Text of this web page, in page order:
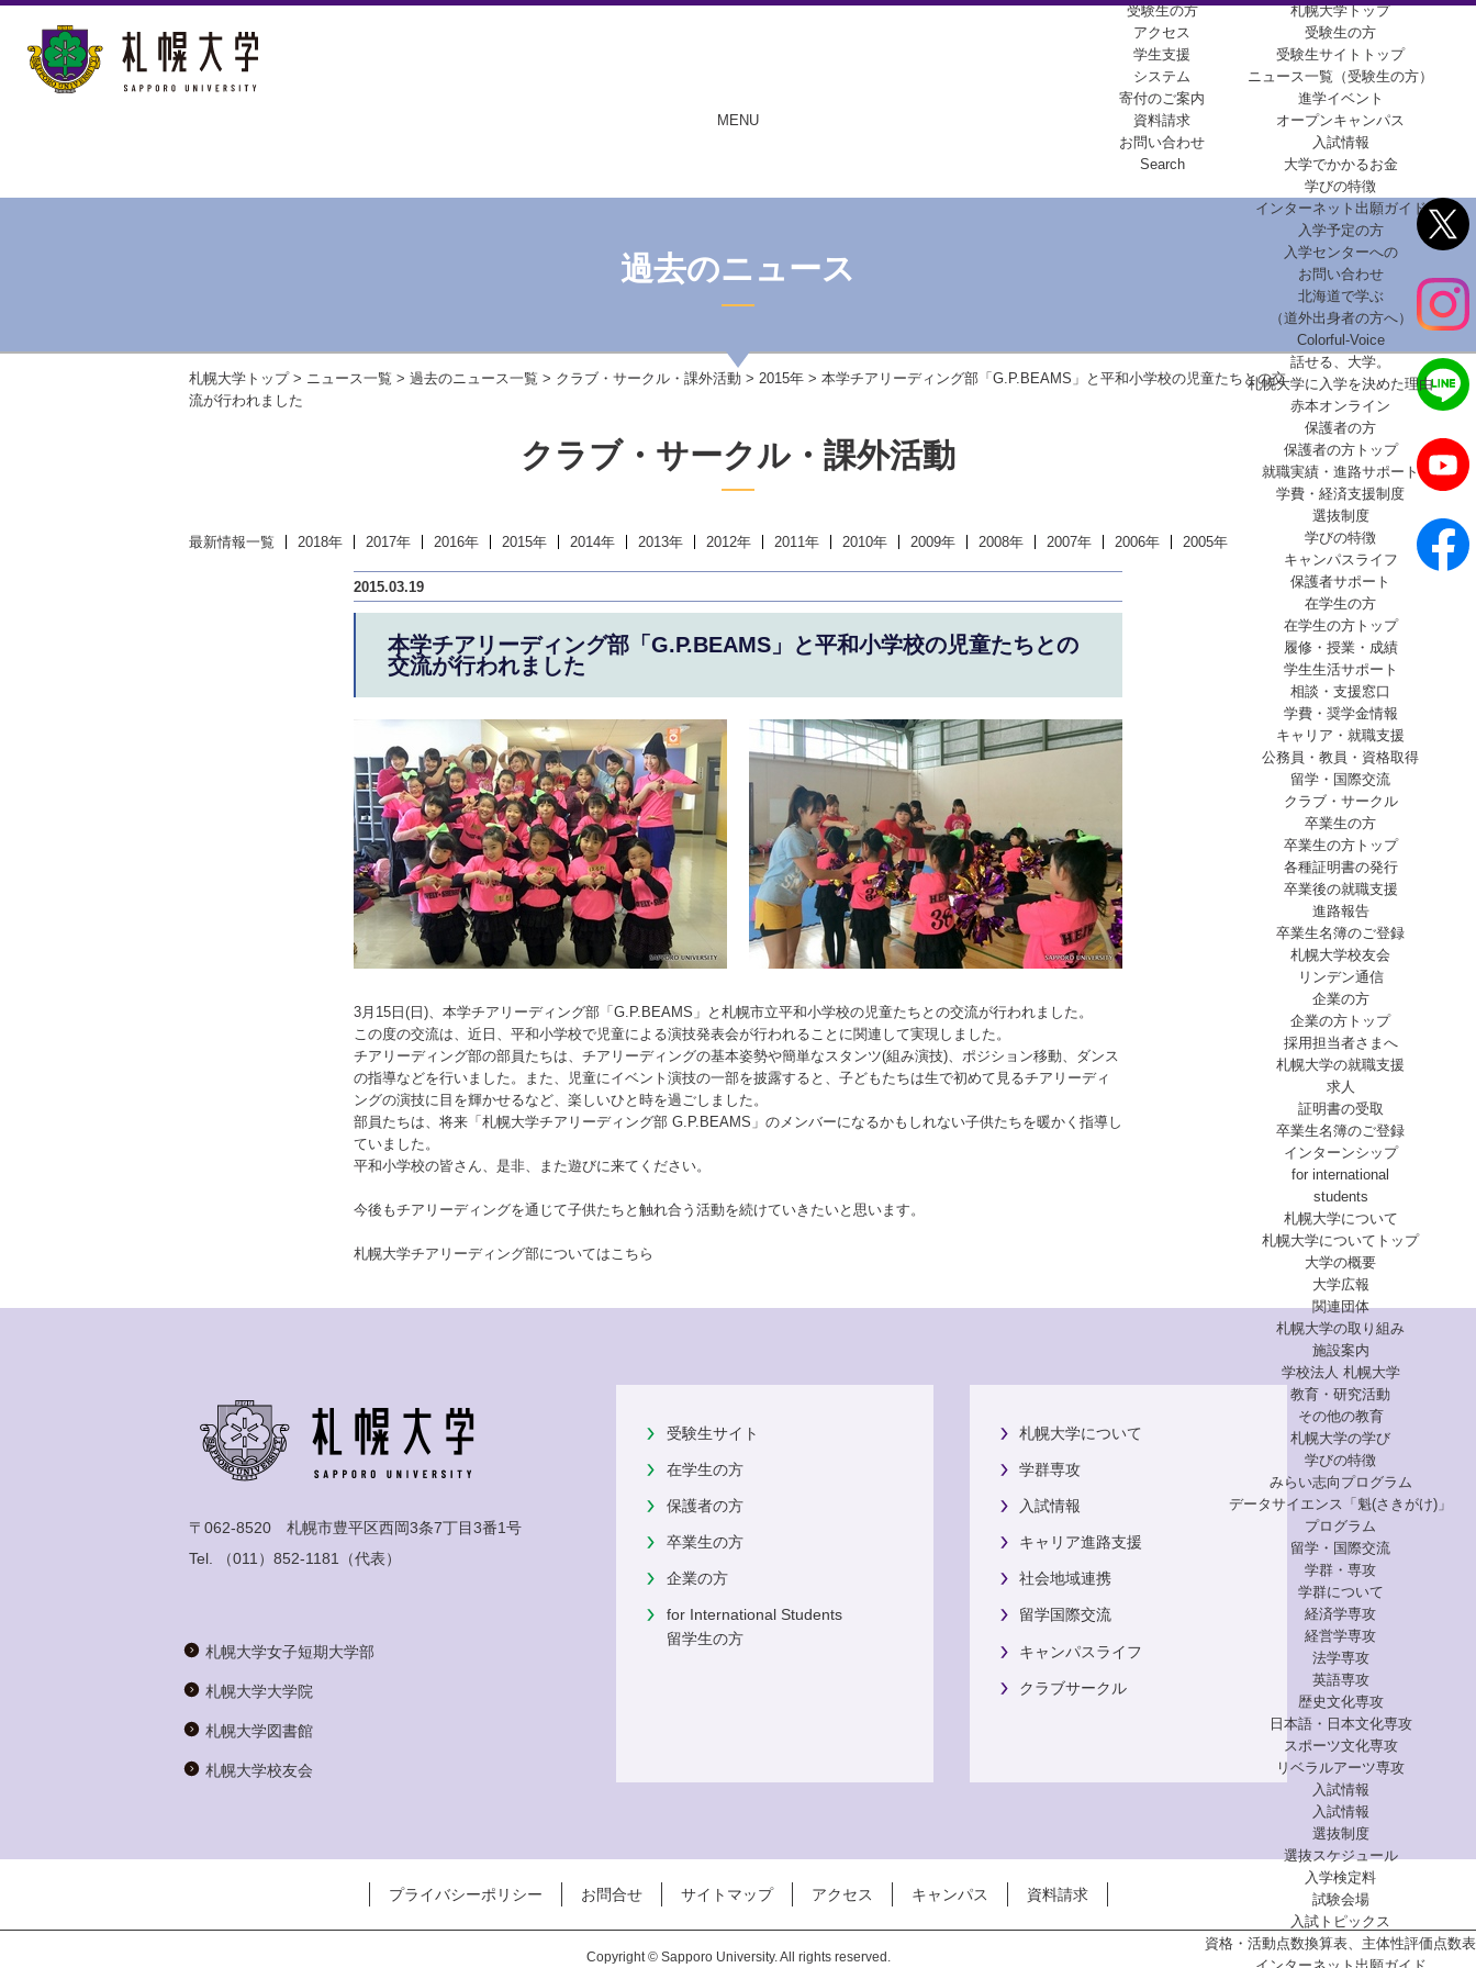
MENU
受験生の方
アクセス
学生支援
システム
寄付のご案内
資料請求
お問い合わせ
Search
札幌大学トップ
受験生の方
受験生サイトトップ
ニュース一覧（受験生の方）
進学イベント
オープンキャンパス
入試情報
大学でかかるお金
学びの特徴
インターネット出願ガイド
入学予定の方
入学センターへの
お問い合わせ
北海道で学ぶ
（道外出身者の方へ）
Colorful-Voice
話せる、大学。
札幌大学に入学を決めた理由
赤本オンライン
保護者の方
保護者の方トップ
就職実績・進路サポート
学費・経済支援制度
選抜制度
学びの特徴
キャンパスライフ
保護者サポート
在学生の方
在学生の方トップ
履修・授業・成績
学生生活サポート
相談・支援窓口
学費・奨学金情報
キャリア・就職支援
公務員・教員・資格取得
留学・国際交流
クラブ・サークル
卒業生の方
卒業生の方トップ
各種証明書の発行
卒業後の就職支援
進路報告
卒業生名簿のご登録
札幌大学校友会
リンデン通信
企業の方
企業の方トップ
採用担当者さまへ
札幌大学の就職支援
求人
証明書の受取
卒業生名簿のご登録
インターンシップ
for international
students
札幌大学について
札幌大学についてトップ
大学の概要
大学広報
関連団体
札幌大学の取り組み
施設案内
学校法人 札幌大学
教育・研究活動
その他の教育
札幌大学の学び
学びの特徴
みらい志向プログラム
データサイエンス「魁(さきがけ)」
プログラム
留学・国際交流
学群・専攻
学群について
経済学専攻
経営学専攻
法学専攻
英語専攻
歴史文化専攻
日本語・日本文化専攻
スポーツ文化専攻
リベラルアーツ専攻
入試情報
入試情報
選抜制度
選抜スケジュール
入学検定料
試験会場
入試トピックス
資格・活動点数換算表、主体性評価点数表
過去のニュース
札幌大学トップ> ニュース一覧 > 過去のニュース一覧 > クラブ・サークル・課外活動 > 2015年 > 本学チアリーディング部「G.P.BEAMS」と平和小学校の児童たちとの交
流が行われました
クラブ・サークル・課外活動
最新情報一覧 2018年 2017年 2016年 2015年 2014年 2013年 2012年 2011年 2010年 2009年 2008年 2007年 2006年 2005年
2015.03.19
本学チアリーディング部「G.P.BEAMS」と平和小学校の児童たちとの
交流が行われました
3月15日(日)、本学チアリーディング部「G.P.BEAMS」と札幌市立平和小学校の児童たちとの交流が行われました。
この度の交流は、近日、平和小学校で児童による演技発表会が行われることに関連して実現しました。
チアリーディング部の部員たちは、チアリーディングの基本姿勢や簡単なスタンツ(組み演技)、ポジション移動、ダンス
の指導などを行いました。また、児童にイベント演技の一部を披露すると、子どもたちは生で初めて見るチアリーディ
ングの演技に目を輝かせるなど、楽しいひと時を過ごしました。
部員たちは、将来「札幌大学チアリーディング部 G.P.BEAMS」のメンバーになるかもしれない子供たちを暖かく指導し
ていました。
平和小学校の皆さん、是非、また遊びに来てください。
今後もチアリーディングを通じて子供たちと触れ合う活動を続けていきたいと思います。
札幌大学チアリーディング部についてはこちら
〒062-8520 札幌市豊平区西岡3条7丁目3番1号
Tel.
（011）852-1181 （代表）
札幌大学女子短期大学部
札幌大学大学院
札幌大学図書館
札幌大学校友会
受験生サイト
在学生の方
保護者の方
卒業生の方
企業の方
for International Students
留学生の方
札幌大学について
学群専攻
入試情報
キャリア進路支援
社会地域連携
留学国際交流
キャンパスライフ
クラブサークル
プライバシーポリシー お問合せ サイトマップ アクセス キャンパス 資料請求
Copyright © Sapporo University. All rights reserved.